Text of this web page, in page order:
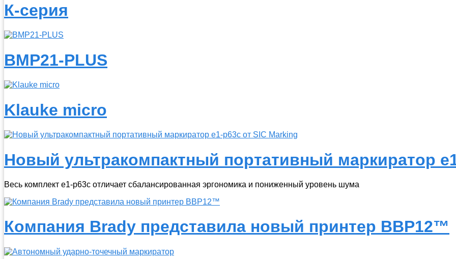
К-серия
BMP21-PLUS
Klauke micro
Новый ультракомпактный портативный маркиратор
Весь комплект e1-p63c отличает сбалансированная эргономика и пониженный уровень шума
Компания Brady представила новый принтер BBP12™